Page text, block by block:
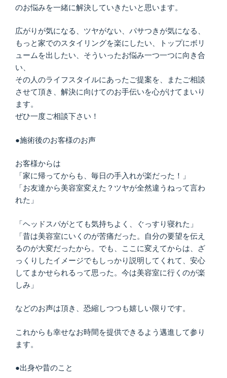
のお悩みを一緒に解決していきたいと思います。
広がりが気になる、ツヤがない、パサつきが気になる、
もっと家でのスタイリングを楽にしたい、トップにボリ
ュームを出したい、そういったお悩み一つ一つに向き合
い、
その人のライフスタイルにあったご提案を、またご相談
させて頂き、解決に向けてのお手伝いを心がけてまいり
ます。
ぜひ一度ご相談下さい！
●施術後のお客様のお声
お客様からは
「家に帰ってからも、毎日の手入れが楽だった！」
「お友達から美容室変えた？ツヤが全然違うねって言わ
れた」
「ヘッドスパがとても気持ちよく、ぐっすり寝れた」
「昔は美容室にいくのが苦痛だった。自分の要望を伝え
るのが大変だったから。でも、ここに変えてからは、ざ
っくりしたイメージでもしっかり説明してくれて、安心
してまかせられるって思った。今は美容室に行くのが楽
しみ」
などのお声は頂き、恐縮しつつも嬉しい限りです。
これからも幸せなお時間を提供できるよう邁進して参り
ます。
●出身や昔のこと